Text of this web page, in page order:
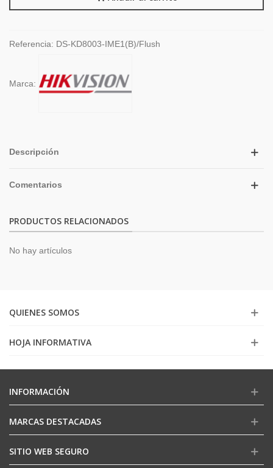
Referencia: DS-KD8003-IME1(B)/Flush
Marca:
Descripción
Comentarios
PRODUCTOS RELACIONADOS
No hay artículos
QUIENES SOMOS
HOJA INFORMATIVA
INFORMACIÓN
MARCAS DESTACADAS
SITIO WEB SEGURO